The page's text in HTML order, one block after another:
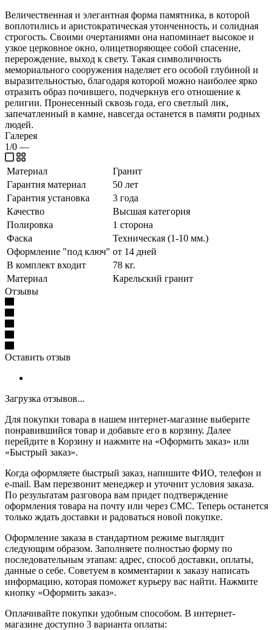
Величественная и элегантная форма памятника, в которой
воплотились и аристократическая утонченность, и солидная
строгость. Своими очертаниями она напоминает высокое и
узкое церковное окно, олицетворяющее собой спасение,
перерождение, выход к свету. Такая символичность
мемориального сооружения наделяет его особой глубиной и
выразительностью, благодаря которой можно наиболее ярко
отразить образ почившего, подчеркнув его отношение к
религии. Пронесенный сквозь года, его светлый лик,
запечатленный в камне, навсегда останется в памяти родных
людей.
Галерея
1/0 —
Материал
Гранит
Гарантия материал
50 лет
Гарантия установка
3 года
Качество
Высшая категория
Полировка
1 сторона
Фаска
Техническая (1-10 мм.)
Оформление "под ключ" от 14 дней
В комплект входит
78 кг.
Материал
Карельский гранит
Отзывы
Оставить отзыв
Загрузка отзывов...
Для покупки товара в нашем интернет-магазине выберите
понравившийся товар и добавьте его в корзину. Далее
перейдите в Корзину и нажмите на «Оформить заказ» или
«Быстрый заказ».
Когда оформляете быстрый заказ, напишите ФИО, телефон и
e-mail. Вам перезвонит менеджер и уточнит условия заказа.
По результатам разговора вам придет подтверждение
оформления товара на почту или через СМС. Теперь останется
только ждать доставки и радоваться новой покупке.
Оформление заказа в стандартном режиме выглядит
следующим образом. Заполняете полностью форму по
последовательным этапам: адрес, способ доставки, оплаты,
данные о себе. Советуем в комментарии к заказу написать
информацию, которая поможет курьеру вас найти. Нажмите
кнопку «Оформить заказ».
Оплачивайте покупки удобным способом. В интернет-
магазине доступно 3 варианта оплаты: